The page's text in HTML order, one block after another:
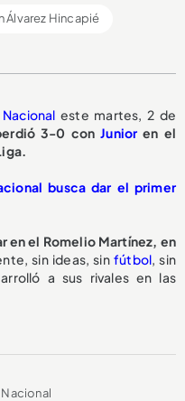
Álvarez Hincapié
Nacional este martes, 2 de
3-0 conJunioren el
busca dar el primer
en el Romelio Martínez, en
sin ideas, sin fútbol, sin
a sus rivales en las